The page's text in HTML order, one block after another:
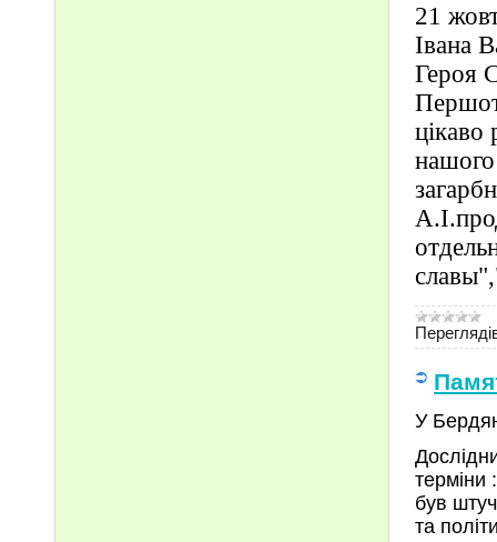
21
Івана
Героя
цікаво
нашого
У
терміни
був
та